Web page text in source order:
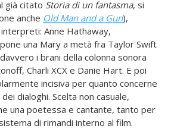
già citato Storia di un fantasma, si
anche Old Man and a Gun),
Anne Hathaway,
una Mary a metà fra Taylor Swift
i brani della colonna sonora
Charli XCX e Danie Hart. E poi
incisiva per quanto concerne
dialoghi. Scelta non casuale,
una poetessa e cantante, tanto per
di rimandi interno al film.